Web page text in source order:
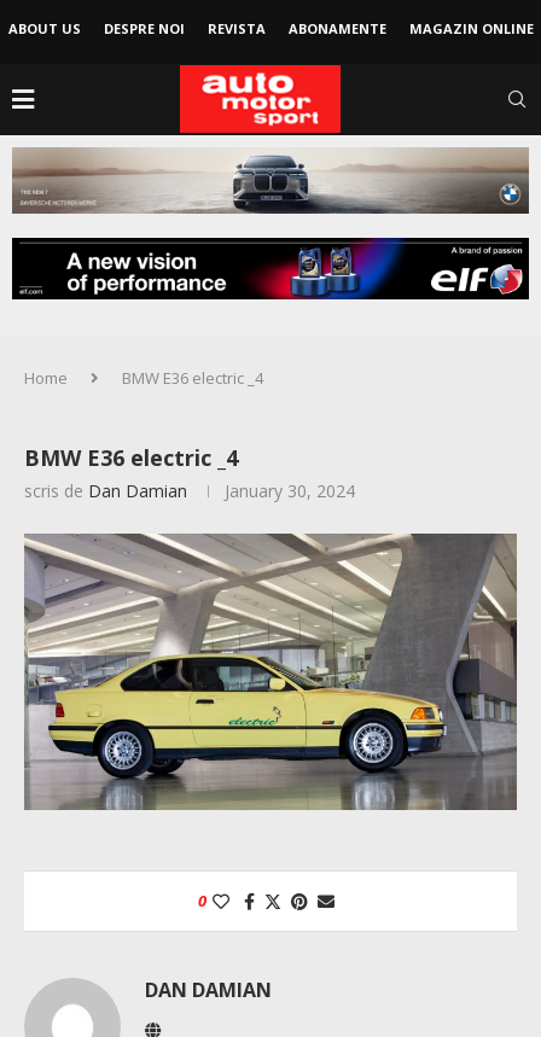
ABOUT US DESPRE NOI REVISTA ABONAMENTE MAGAZIN ONLINE
Home BMW E36 electric _4
BMW E36 electric _4
scris de Dan Damian January 30, 2024
0
DAN DAMIAN